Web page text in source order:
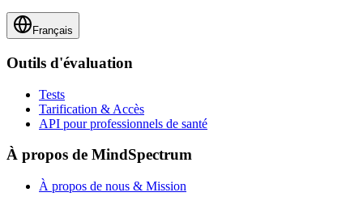
Français
Outils d'évaluation
Tests
Tarification & Accès
API pour professionnels de santé
À propos de MindSpectrum
À propos de nous & Mission